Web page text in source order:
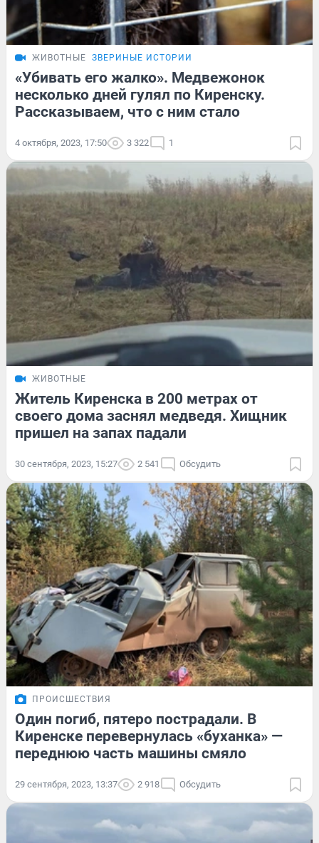
ЖИВОТНЫЕ ЗВЕРИНЫЕ ИСТОРИИ
«Убивать его жалко». Медвежонок
несколько дней гулял по Киренску.
Рассказываем, что с ним стало
4 октября, 2023, 17:50 3 322 1
ЖИВОТНЫЕ
Житель Киренска в 200 метрах от
своего дома заснял медведя. Хищник
пришел на запах падали
30 сентября, 2023, 15:27 2 541 Обсудить
ПРОИСШЕСТВИЯ
Один погиб, пятеро пострадали. В
Киренске перевернулась «буханка» —
переднюю часть машины смяло
29 сентября, 2023, 13:37 2 918 Обсудить